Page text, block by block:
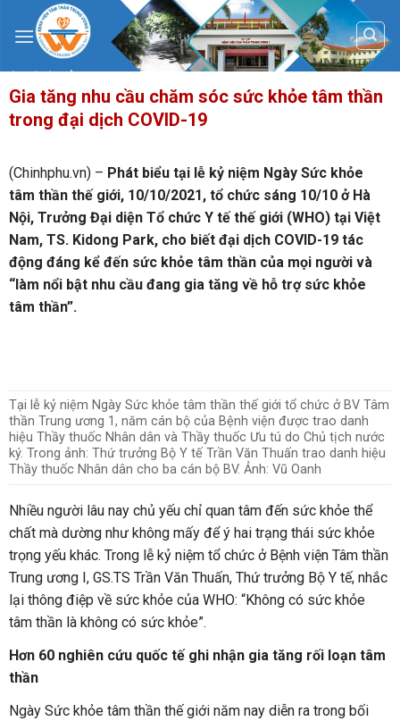
content
Gia tăng nhu cầu chăm sóc sức khỏe tâm thần
trong đại dịch COVID-19
(Chinhphu.vn) – Phát biểu tại lễ kỷ niệm Ngày Sức khỏe
tâm thần thế giới, 10/10/2021, tổ chức sáng 10/10 ở Hà
Nội, Trưởng Đại diện Tổ chức Y tế thế giới (WHO) tại Việt
Nam, TS. Kidong Park, cho biết đại dịch COVID-19 tác
động đáng kể đến sức khỏe tâm thần của mọi người và
“làm nổi bật nhu cầu đang gia tăng về hỗ trợ sức khỏe
tâm thần”.
Tại lễ kỷ niệm Ngày Sức khỏe tâm thần thế giới tổ chức ở BV Tâm
thần Trung ương 1, năm cán bộ của Bệnh viện được trao danh
hiệu Thầy thuốc Nhân dân và Thầy thuốc Ưu tú do Chủ tịch nước
ký. Trong ảnh: Thứ trưởng Bộ Y tế Trần Văn Thuấn trao danh hiệu
Thầy thuốc Nhân dân cho ba cán bộ BV. Ảnh: Vũ Oanh
Nhiều người lâu nay chủ yếu chỉ quan tâm đến sức khỏe thể
chất mà dường như không mấy để ý hai trạng thái sức khỏe
trọng yếu khác. Trong lễ kỷ niệm tổ chức ở Bệnh viện Tâm thần
Trung ương I, GS.TS Trần Văn Thuấn, Thứ trưởng Bộ Y tế, nhắc
lại thông điệp về sức khỏe của WHO: “Không có sức khỏe
tâm thần là không có sức khỏe”.
Hơn 60 nghiên cứu quốc tế ghi nhận gia tăng rối loạn tâm
thần
Ngày Sức khỏe tâm thần thế giới năm nay diễn ra trong bối